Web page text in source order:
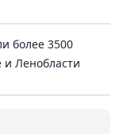
более 3500
и Ленобласти